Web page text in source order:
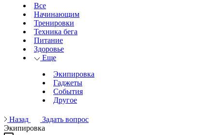
Все
Начинающим
Тренировки
Техника бега
Питание
Здоровье
Еще
Экипировка
Гаджеты
События
Другое
Назад
Задать вопрос
Экипировка